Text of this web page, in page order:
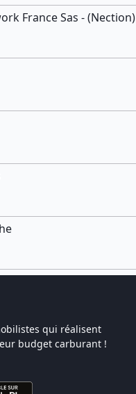
France Sas - (Nection)
qui réalisent
budget carburant !